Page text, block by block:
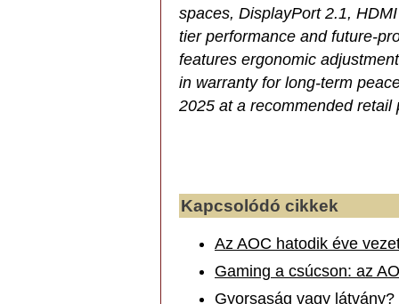
spaces, DisplayPort 2.1,
tier performance and future-
features ergonomic
in warranty for long-term
2025 at a recommended retail
Kapcsolódó cikkek
Az AOC hatodik éve
Gaming a csúcson: az
Gyorsaság vagy